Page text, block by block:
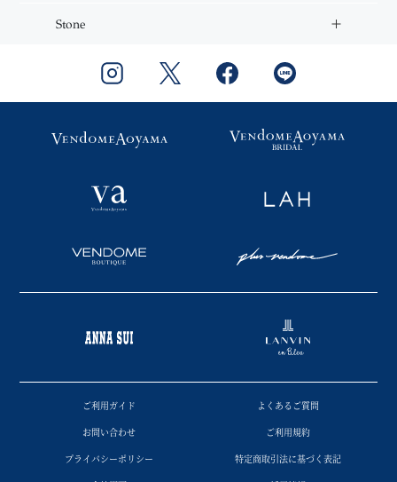
Stone
ご利用ガイド よくあるご質問
お問い合わせ ご利用規約
プライバシーポリシー 特定商取引法に基づく表記